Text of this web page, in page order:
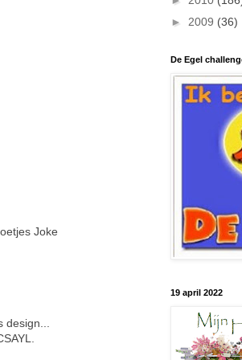
Joke
► 2009 (36)
De Egel
19 april 2022